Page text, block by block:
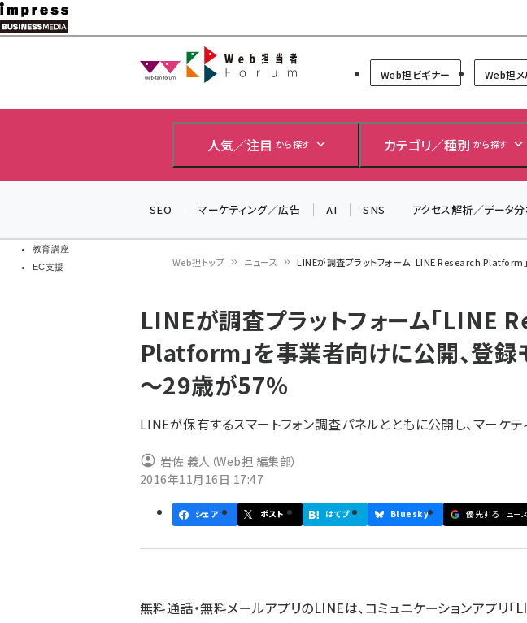
メ
イ
教育講座
EC支援
Web担当者Forum
Web担ビギナー Web担メ
人気／注目 から探す カテゴリ／種別 から探す
SEO マーケティング／広告 AI SNS アクセス解析／データ
ン
く
ず
Web担トップ ニュース LINEが調査プラットフォーム「LINE Research Platform
LINEが調査プラットフォーム「LINE
Platform」を事業者向けに公開、登
～29歳が57％
LINEが保有するスマートフォン調査パネルとともに公開し、マーケテ
岩佐 義人（Web担 編集部）
2016年11月16日 17:47
シェア ポスト はてブ Bluesky 優先するニュー
無料通話・無料メールアプリのLINEは、コミュニケーションアプリ「
＼ 8月27日開催、申し込
生成AIをマーケティング
るセミナーイベント「生
2026」開催！
▼申し込みはこちらから